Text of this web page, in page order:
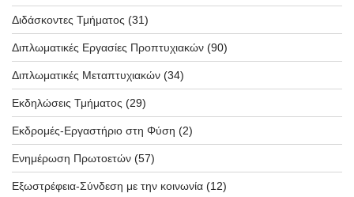
Διδάσκοντες Τμήματος (31)
Διπλωματικές Εργασίες Προπτυχιακών (90)
Διπλωματικές Μεταπτυχιακών (34)
Εκδηλώσεις Τμήματος (29)
Εκδρομές-Εργαστήριο στη Φύση (2)
Ενημέρωση Πρωτοετών (57)
Εξωστρέφεια-Σύνδεση με την κοινωνία (12)